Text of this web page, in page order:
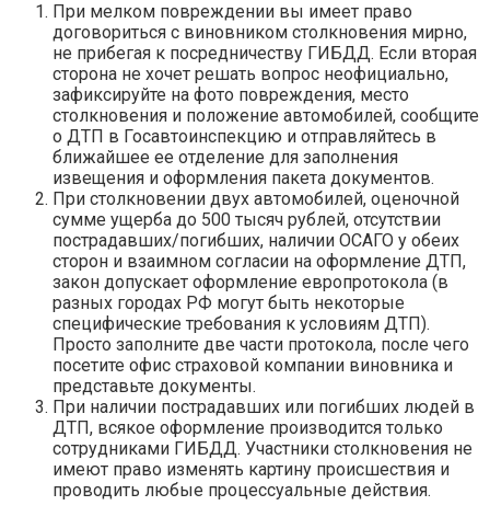
При мелком повреждении вы имеет право
договориться с виновником столкновения мирно,
не прибегая к посредничеству ГИБДД. Если вторая
сторона не хочет решать вопрос неофициально,
зафиксируйте на фото повреждения, место
столкновения и положение автомобилей, сообщите
о ДТП в Госавтоинспекцию и отправляйтесь в
ближайшее ее отделение для заполнения
извещения и оформления пакета документов.
При столкновении двух автомобилей, оценочной
сумме ущерба до 500 тысяч рублей, отсутствии
пострадавших/погибших, наличии ОСАГО у обеих
сторон и взаимном согласии на оформление ДТП,
закон допускает оформление европротокола (в
разных городах РФ могут быть некоторые
специфические требования к условиям ДТП).
Просто заполните две части протокола, после чего
посетите офис страховой компании виновника и
представьте документы.
При наличии пострадавших или погибших людей в
ДТП, всякое оформление производится только
сотрудниками ГИБДД. Участники столкновения не
имеют право изменять картину происшествия и
проводить любые процессуальные действия.